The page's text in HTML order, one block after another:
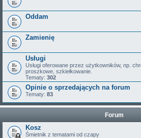
Oddam
Zamienię
Usługi
Usługi oferowane przez użytkowników, np.
proszkowe, szkiełkowanie.
Tematy: 302
Opinie o sprzedających na forum
Tematy: 83
Forum
Kosz
Śmietnik z tematami od czapy